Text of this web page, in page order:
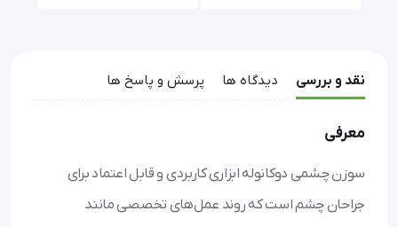
نقد و بررسی دیدگاه ها پرسش و پاسخ ها
معرفی
سوزن چشمی دوکانوله ابزاری کاربردی و قابل اعتماد برای
جراحان چشم است که روند عمل‌های تخصصی مانند